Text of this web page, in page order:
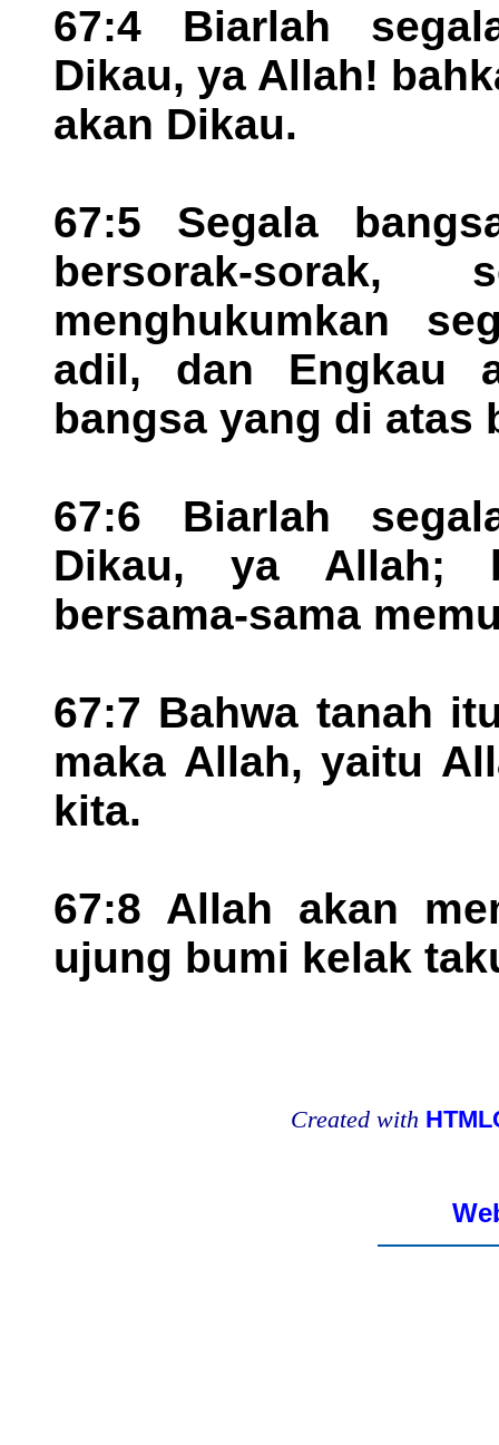
67:4 Biarlah
Dikau, ya Allah!
akan Dikau.
67:5 Segala
bersorak-
menghukumkan
adil, dan Engkau
bangsa yang di atas
67:6 Biarlah
Dikau, ya Allah;
bersama-sama
67:7 Bahwa tanah
maka Allah, yaitu
kita.
67:8 Allah akan
ujung bumi kelak
Created with